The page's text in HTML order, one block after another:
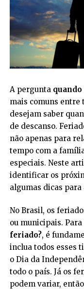
A pergunta
mais comuns entre
desejam saber
de descanso.
não apenas para
tempo com a
especiais. Neste
identificar os
algumas dicas
No Brasil, os
ou municipais. Para
feriado?, é
inclua todos esses
o Dia da
todo o país. Já os
podem variar,